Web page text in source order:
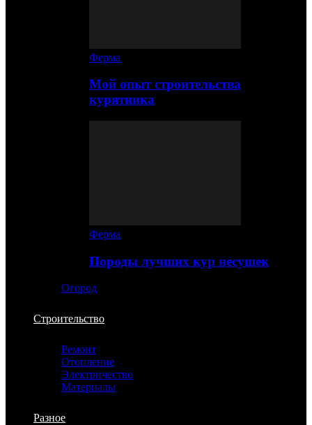
Ферма
Мой опыт строительства
курятника
Ферма
Породы лучших кур несушек
Огород
Строительство
Ремонт
Отопление
Электричество
Материалы
Разное